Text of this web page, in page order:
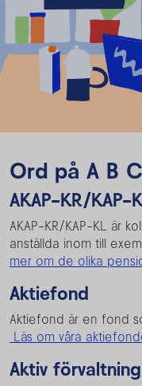
Ord på A B C
AKAP-KR/KAP-
AKAP-KR/KAP-KL är
anställda inom till
mer om de olika
Aktiefond
Aktiefond är en fond
Läs om våra
Aktiv förvaltning